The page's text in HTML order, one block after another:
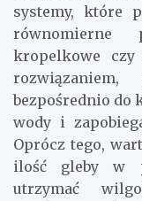
systemy, które
równomierne
kropelkowe czy
bezpośrednio do
wody i
Oprócz tego,
ilość gleby w
utrzymać